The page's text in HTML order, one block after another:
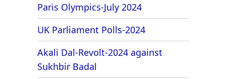
Paris Olympics-July 2024
UK Parliament Polls-2024
Akali Dal-Revolt-2024 against
Sukhbir Badal